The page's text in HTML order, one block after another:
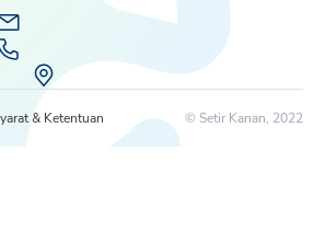
& Ketentuan © Setir Kanan, 2022